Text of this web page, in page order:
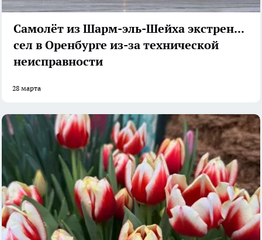
Самолёт из Шарм-эль-Шейха экстренно
сел в Оренбурге из-за технической
неисправности
28 марта